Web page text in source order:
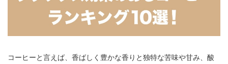
コーヒーと言えば、香ばしく豊かな香りと独特な苦味や甘み、酸